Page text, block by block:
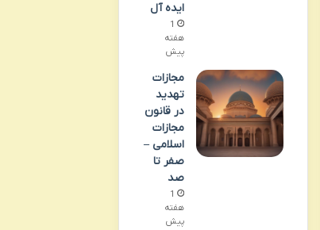
ایده آل
1
هفته
پیش
مجازات
تهدید
در قانون
مجازات
اسلامی –
صفر تا
صد
1
هفته
پیش